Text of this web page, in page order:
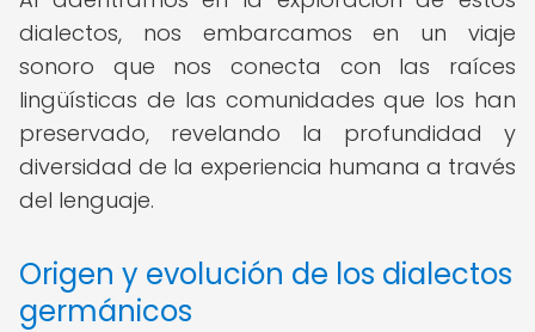
dialectos, nos embarcamos en un viaje
sonoro que nos conecta con las raíces
lingüísticas de las comunidades que los han
preservado, revelando la profundidad y
diversidad de la experiencia humana a través
del lenguaje.
Origen y evolución de los dialectos
germánicos